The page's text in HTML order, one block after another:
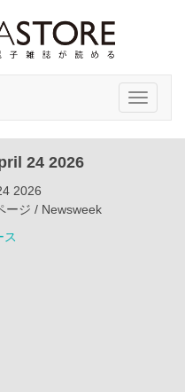
Toggle
24 2026
2026
ージ / Newsweek
ス